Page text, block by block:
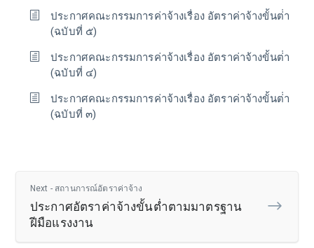
ประกาศคณะกรรมการค่าจ้างเรื่อง อัตราค่าจ้างขั้นต่่า
(ฉบับที่ ๕)
ประกาศคณะกรรมการค่าจ้างเรื่อง อัตราค่าจ้างขั้นต่่า
(ฉบับที่ ๔)
ประกาศคณะกรรมการค่าจ้างเรื่อง อัตราค่าจ้างขั้นต่่า
(ฉบับที่ ๓)
Next - สถานการณ์อัตราค่าจ้าง
ประกาศอัตราค่าจ้างขั้นต่ำตามมาตรฐาน
ฝีมือแรงงาน